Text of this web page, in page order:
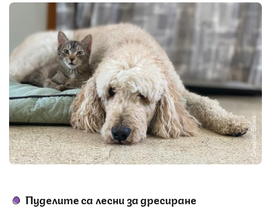
Снимка: iStock
Пуделите са лесни за дресиране